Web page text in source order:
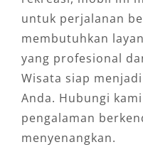
untuk perjalanan
membutuhkan
yang profesional
Wisata siap
Anda. Hubungi
pengalaman
menyenangkan.